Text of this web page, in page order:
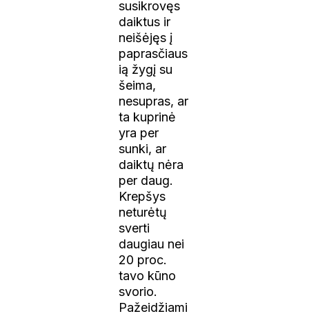
susikrovęs
daiktus ir
neišėjęs į
paprasčiaus
ią žygį su
šeima,
nesupras, ar
ta kuprinė
yra per
sunki, ar
daiktų nėra
per daug.
Krepšys
neturėtų
sverti
daugiau nei
20 proc.
tavo kūno
svorio.
Pažeidžiami